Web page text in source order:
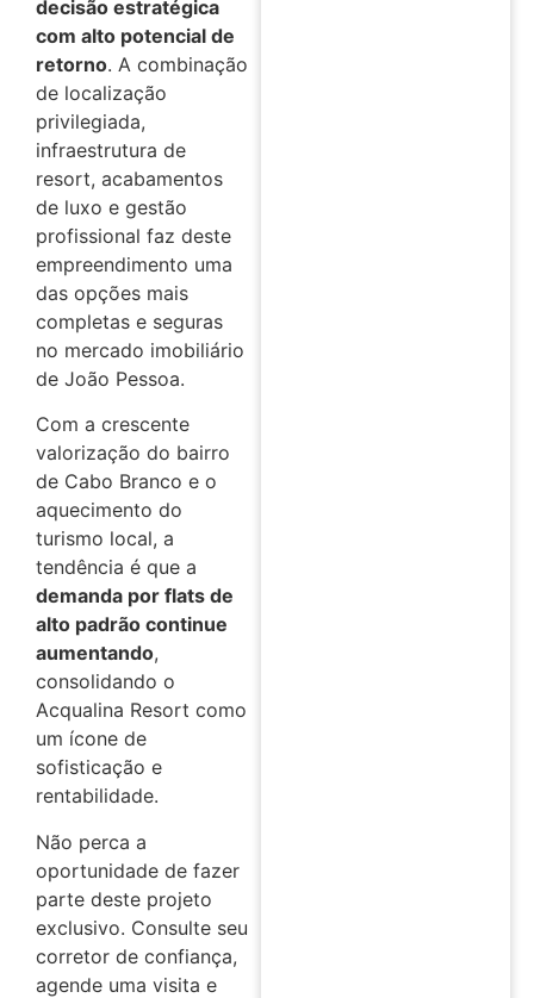
decisão estratégica
com alto potencial de
retorno. A combinação
de localização
privilegiada,
infraestrutura de
resort, acabamentos
de luxo e gestão
profissional faz deste
empreendimento uma
das opções mais
completas e seguras
no mercado imobiliário
de João Pessoa.
Com a crescente
valorização do bairro
de Cabo Branco e o
aquecimento do
turismo local, a
tendência é que a
demanda por flats de
alto padrão continue
aumentando,
consolidando o
Acqualina Resort como
um ícone de
sofisticação e
rentabilidade.
Não perca a
oportunidade de fazer
parte deste projeto
exclusivo. Consulte seu
corretor de confiança,
agende uma visita e